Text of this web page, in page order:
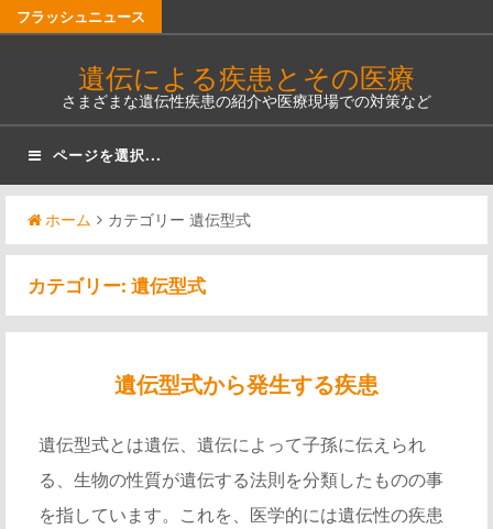
ス
ッ
フラッシュニュース
遺伝による疾患とその医療
さまざまな遺伝性疾患の紹介や医療現場での対策など
ページを選択...
ホーム カテゴリー 遺伝型式
カテゴリー: 遺伝型式
遺伝型式から発生する疾患
遺伝型式とは遺伝、遺伝によって子孫に伝えられ
る、生物の性質が遺伝する法則を分類したものの事
を指しています。これを、医学的には遺伝性の疾患